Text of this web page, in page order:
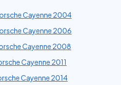
Cayenne 2004
Cayenne 2006
Cayenne 2008
Cayenne 2011
Cayenne 2014